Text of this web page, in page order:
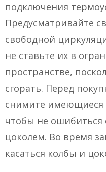
подключения
Предусматривайте
свободной
не ставьте их в
пространстве,
сгорать. Перед
снимите имеющиеся
чтобы не ошибиться
цоколем. Во время
касаться колбы и